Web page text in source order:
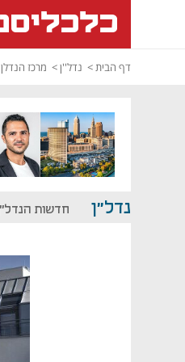
דף הבית נדל''ן מרכז הנדלן
נדל"ן חדשות